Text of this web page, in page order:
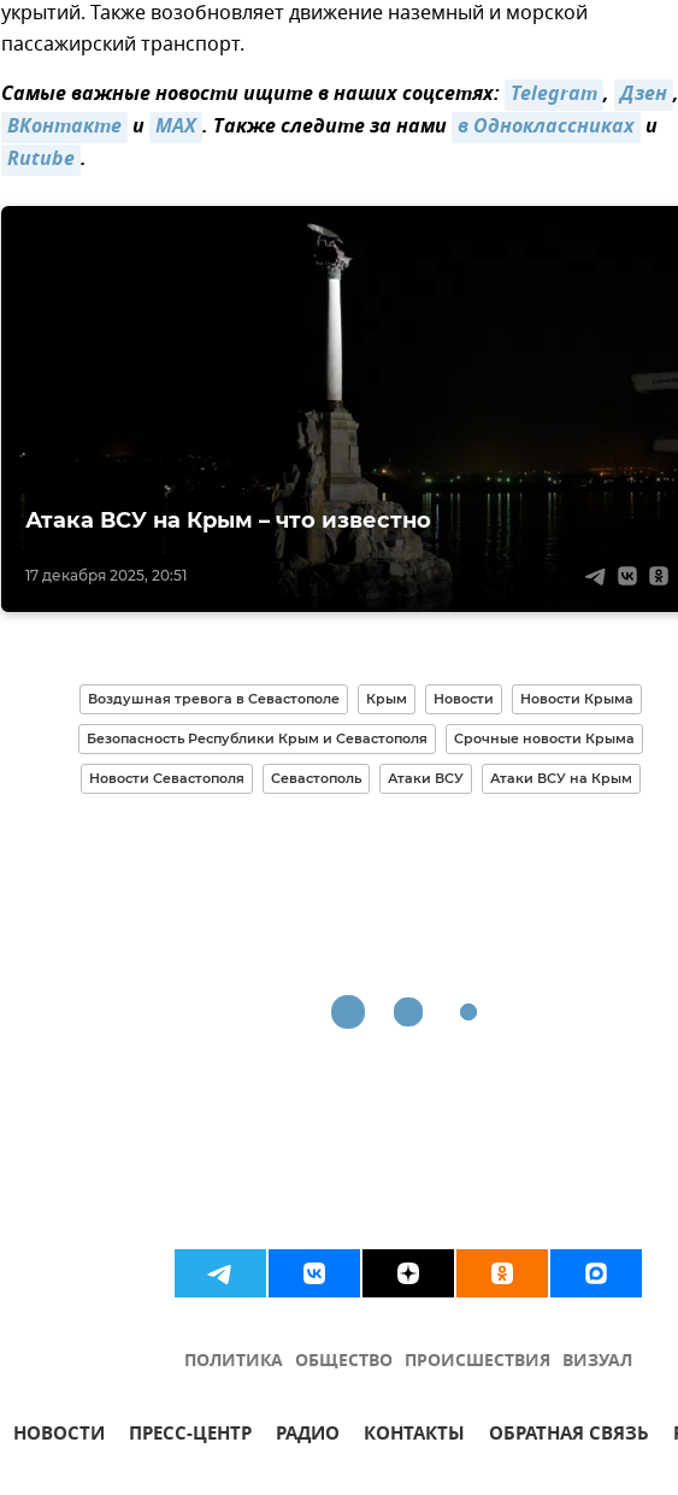
укрытий. Также возобновляет движение наземный и морской
пассажирский транспорт.
Самые важные новости ищите в наших соцсетях: Telegram, Дзен,
ВКонтакте и MAX. Также следите за нами в Одноклассниках и
Rutube.
17 декабря 2025, 20:51
Атака ВСУ на Крым – что известно
Воздушная тревога в Севастополе Крым Новости Новости Крыма
Безопасность Республики Крым и Севастополя Срочные новости Крыма
Новости Севастополя Севастополь Атаки ВСУ Атаки ВСУ на Крым
ПОЛИТИКА ОБЩЕСТВО ПРОИСШЕСТВИЯ ВИЗУАЛ
НОВОСТИ ПРЕСС-ЦЕНТР РАДИО КОНТАКТЫ ОБРАТНАЯ СВЯЗЬ